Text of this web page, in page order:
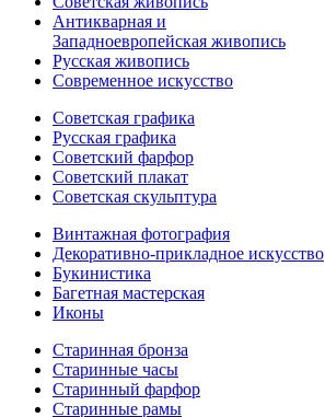
Антикварная и
Западноевропейская живопись
Русская живопись
Современное искусство
Советская графика
Русская графика
Советский фарфор
Советский плакат
Советская скульптура
Винтажная фотография
Декоративно-прикладное искусство
Букинистика
Багетная мастерская
Иконы
Старинная бронза
Старинные часы
Старинный фарфор
Старинные рамы